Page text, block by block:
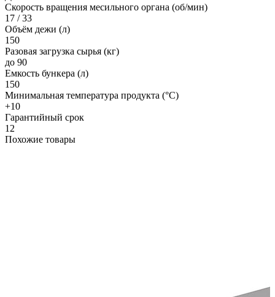
Скорость вращения месильного органа (об/мин)
17 / 33
Объём дежи (л)
150
Разовая загрузка сырья (кг)
до 90
Емкость бункера (л)
150
Минимальная температура продукта (°C)
+10
Гарантийный срок
12
Похожие товары